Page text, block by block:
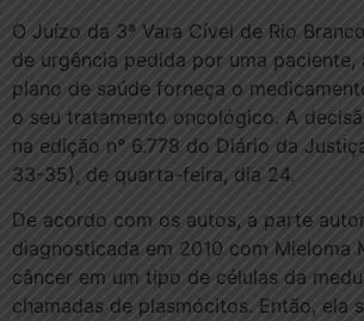
O Juízo da 3ª Vara Cível de Rio
de urgência pedida por uma paciente,
plano de saúde forneça o
o seu tratamento oncológico. A
na edição n° 6.778 do Diário da
33-35), de quarta-feira, dia 24.
De acordo com os autos, a parte
diagnosticada em 2010 com Mieloma
câncer em um tipo de células da
chamadas de plasmócitos. Então, ela